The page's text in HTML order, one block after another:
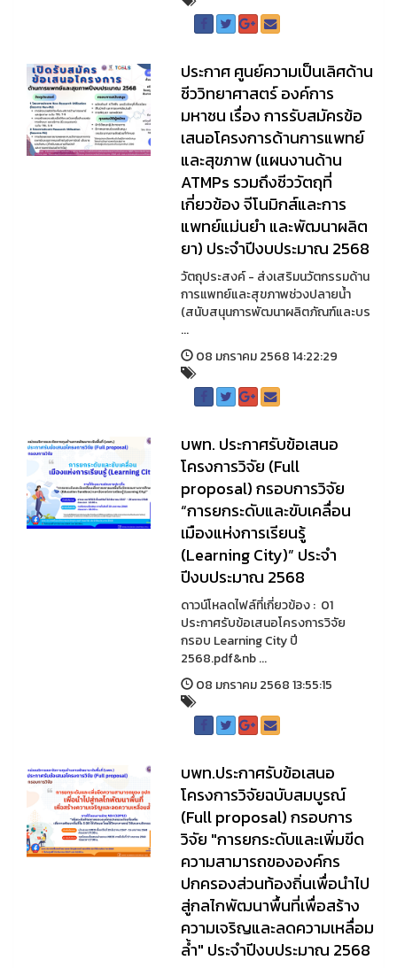
ประกาศ ศูนย์ความเป็นเลิศด้าน
ชีววิทยาศาสตร์ องค์การ
มหาชน เรื่อง การรับสมัครข้อ
เสนอโครงการด้านการแพทย์
และสุขภาพ (แผนงานด้าน
ATMPs รวมถึงชีววัตถุที่
เกี่ยวข้อง จีโนมิกส์และการ
แพทย์แม่นยำ และพัฒนาผลิต
ยา) ประจำปีงบประมาณ 2568
วัตถุประสงค์ - ส่งเสริมนวัตกรรมด้าน
การแพทย์และสุขภาพช่วงปลายน้ำ
(สนับสนุนการพัฒนาผลิตภัณฑ์และบร
...
08 มกราคม 2568 14:22:29
บพท. ประกาศรับข้อเสนอ
โครงการวิจัย (Full
proposal) กรอบการวิจัย
“การยกระดับและขับเคลื่อน
เมืองแห่งการเรียนรู้
(Learning City)” ประจำ
ปีงบประมาณ 2568
ดาวน์โหลดไฟล์ที่เกี่ยวข้อง : 01
ประกาศรับข้อเสนอโครงการวิจัย
กรอบ Learning City ปี
2568.pdf&nb ...
08 มกราคม 2568 13:55:15
บพท.ประกาศรับข้อเสนอ
โครงการวิจัยฉบับสมบูรณ์
(Full proposal) กรอบการ
วิจัย "การยกระดับและเพิ่มขีด
ความสามารถขององค์กร
ปกครองส่วนท้องถิ่นเพื่อนำไป
สู่กลไกพัฒนาพื้นที่เพื่อสร้าง
ความเจริญและลดความเหลื่อม
ล้ำ" ประจำปีงบประมาณ 2568